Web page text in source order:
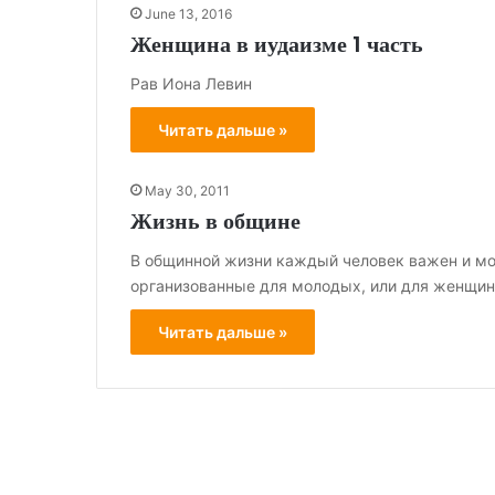
June 13, 2016
Женщина в иудаизме 1 часть
Рав Иона Левин
Читать дальше »
May 30, 2011
Жизнь в общине
В общинной жизни каждый человек важен и
организованные для молодых, или для
Читать дальше »